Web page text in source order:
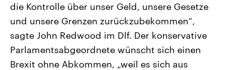
Landtagswahl Sachsen-Anhalt
2026
Alle Informationen
Sachsen-Anhalt wählt am 6.
September 2026 einen neuen
Landtag. Seit 2021 wird das
Bundesland von einer Koalition aus
USA
Aktuelle Beiträge,
Hintergründe
Wirtschaftlich und
gehören die Vereinigten
den mächtigsten Ländern
mit großem Einfluss auf
die Kontrolle über unser Geld, unsere Gesetze
und unsere Grenzen zurückzubekommen“,
sagte John Redwood im Dlf. Der konservative
Parlamentsabgeordnete wünscht sich einen
Brexit ohne Abkommen, „weil es sich aus